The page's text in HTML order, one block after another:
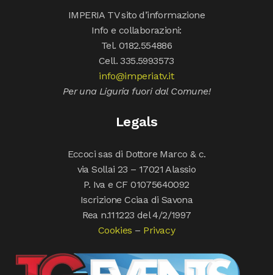
IMPERIA TV sito d’informazione
Info e collaborazioni:
Tel. 0182.554886
Cell. 335.5993573
info@imperiatv.it
Per una Liguria fuori dal Comune!
Legals
Eccoci sas di Dottore Marco & c.
via Sollai 23 – 17021 Alassio
P. Iva e CF 01075640092
Iscrizione Cciaa di Savona
Rea n.111223 del 4/2/1997
Cookies – Privacy